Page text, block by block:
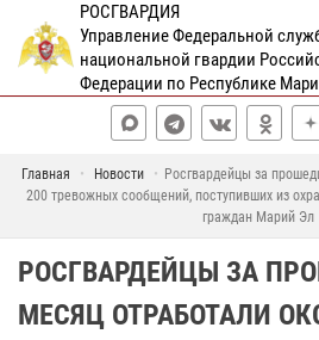
РОСГВАРДИЯ
Управление Федеральной
национальной гвардии
Федерации по Республике
Главная Новости
Росгвардейцы за
200 тревожных сообщений, поступивших из
граждан Марий Эл
РОСГВАРДЕЙЦЫ ЗА
МЕСЯЦ ОТРАБОТАЛИ